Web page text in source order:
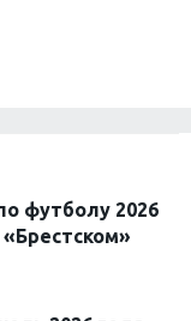
футболу 2026